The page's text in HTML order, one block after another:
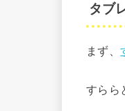
タブ
まず、
すらら